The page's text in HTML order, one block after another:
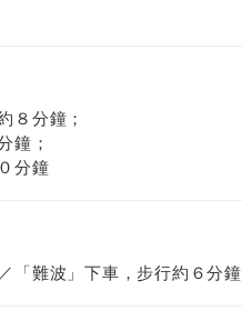
８分鐘；
鐘；
分鐘
「難波」下車，步行約６分鐘